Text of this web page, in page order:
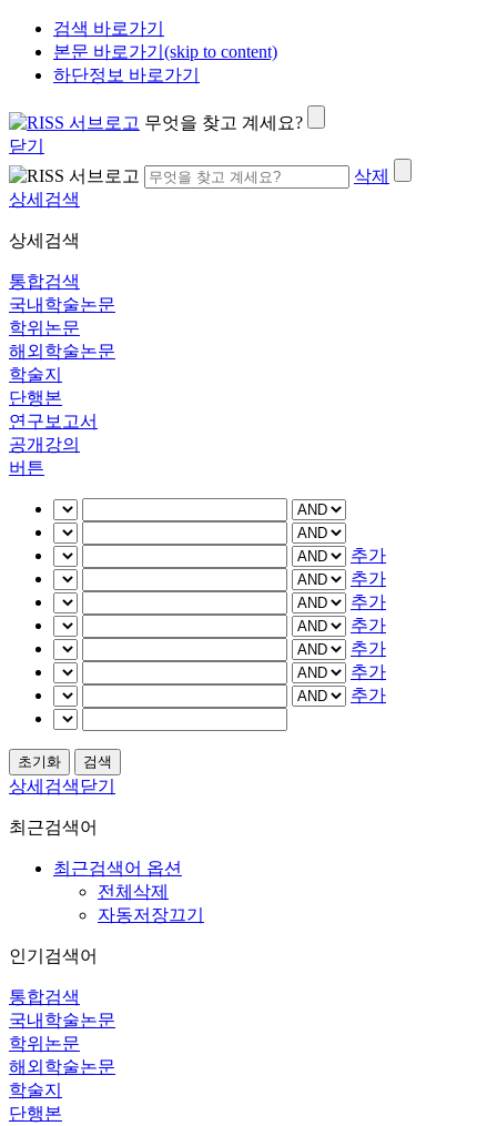
검색 바로가기
본문 바로가기(skip to content)
하단정보 바로가기
무엇을 찾고 계세요?
닫기
삭제
상세검색
상세검색
통합검색
국내학술논문
학위논문
해외학술논문
학술지
단행본
연구보고서
공개강의
버튼
추가
추가
추가
추가
추가
추가
추가
상세검색닫기
최근검색어
최근검색어 옵션
전체삭제
자동저장끄기
인기검색어
통합검색
국내학술논문
학위논문
해외학술논문
학술지
단행본